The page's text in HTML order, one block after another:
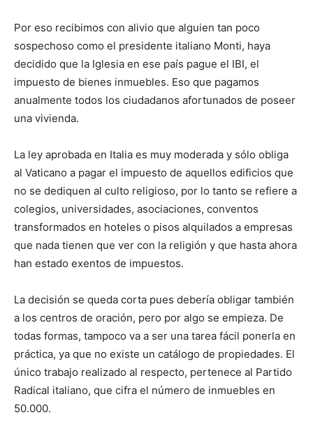
Por eso recibimos con alivio que alguien tan poco
sospechoso como el presidente italiano Monti, haya
decidido que la Iglesia en ese país pague el IBI, el
impuesto de bienes inmuebles. Eso que pagamos
anualmente todos los ciudadanos afortunados de poseer
una vivienda.
La ley aprobada en Italia es muy moderada y sólo obliga
al Vaticano a pagar el impuesto de aquellos edificios que
no se dediquen al culto religioso, por lo tanto se refiere a
colegios, universidades, asociaciones, conventos
transformados en hoteles o pisos alquilados a empresas
que nada tienen que ver con la religión y que hasta ahora
han estado exentos de impuestos.
La decisión se queda corta pues debería obligar también
a los centros de oración, pero por algo se empieza. De
todas formas, tampoco va a ser una tarea fácil ponerla en
práctica, ya que no existe un catálogo de propiedades. El
único trabajo realizado al respecto, pertenece al Partido
Radical italiano, que cifra el número de inmuebles en
50.000.